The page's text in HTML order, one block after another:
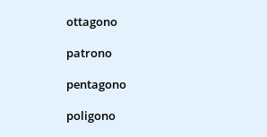
ottagono
patrono
pentagono
poligono